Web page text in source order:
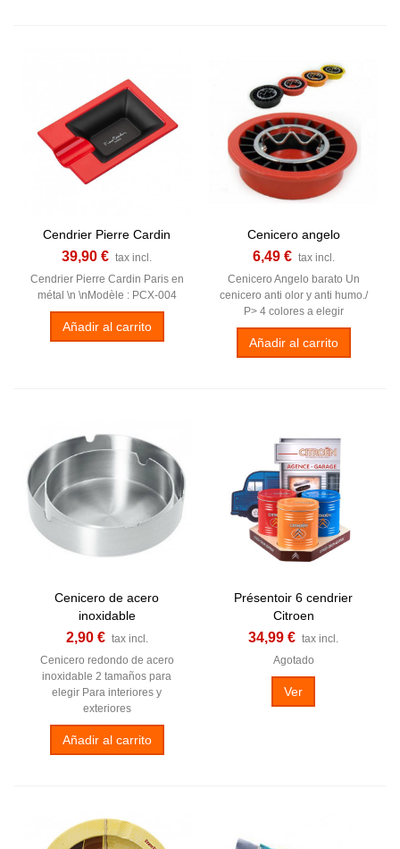
Cendrier Pierre Cardin
39,90 € tax incl.
Cendrier Pierre Cardin Paris en
métal \n \nModèle : PCX-004
Añadir al carrito
Cenicero angelo
6,49 € tax incl.
Cenicero Angelo barato Un
cenicero anti olor y anti humo./
P> 4 colores a elegir
Añadir al carrito
Cenicero de acero
inoxidable
2,90 € tax incl.
Cenicero redondo de acero
inoxidable 2 tamaños para
elegir Para interiores y
exteriores
Añadir al carrito
Présentoir 6 cendrier
Citroen
34,99 € tax incl.
Agotado
Ver